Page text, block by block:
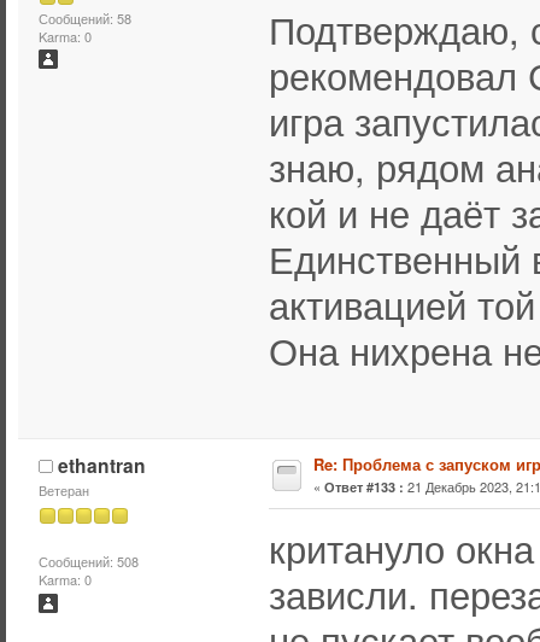
Сообщений: 58
Karma: 0
Подтверждаю,
рекомендовал
игра
знаю, рядом
кой и не даёт
Единственный
активацией
Она нихрена
ethantran
Ветеран
Сообщений: 508
Karma: 0
Re: Проблема с запуском
« Ответ #133 : 21 Декабрь 2023,
критануло
зависли.